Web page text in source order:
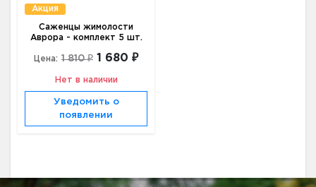
Акция
Саженцы жимолости
Аврора - комплект 5 шт.
Цена: 1 810 ₽ 1 680 ₽
Нет в наличии
Уведомить о
появлении